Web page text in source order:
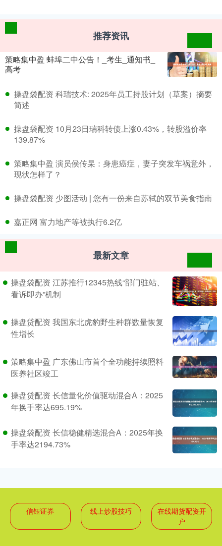
推荐资讯
策略集中盈 蚌埠二中公告！_考生_通知书_
高考
​操盘袋配资 科瑞技术: 2025年员工持股计划（草案）摘要
简述
​操盘袋配资 10月23日瑞科转债上涨0.43%，转股溢价率
139.87%
​策略集中盈 演员侯传杲：身患癌症，妻子突发车祸意外，
现状怎样了？
​操盘袋配资 少图活动 | 您有一份来自苏轼的双节美食指南
​嘉正网 富力地产等被执行6.2亿
最新文章
操盘袋配资 江苏推行12345热线“部门驻站、
看诉即办”机制
操盘贷配资 我国东北虎豹野生种群数量恢复
性增长
策略集中盈 广东佛山市首个全功能持续照料
医养社区竣工
操盘贷配资 长信量化价值驱动混合A：2025
年换手率达695.19%
操盘袋配资 长信稳健精选混合A：2025年换
手率达2194.73%
信钰证券 线上炒股技巧
在线期货配资开
户